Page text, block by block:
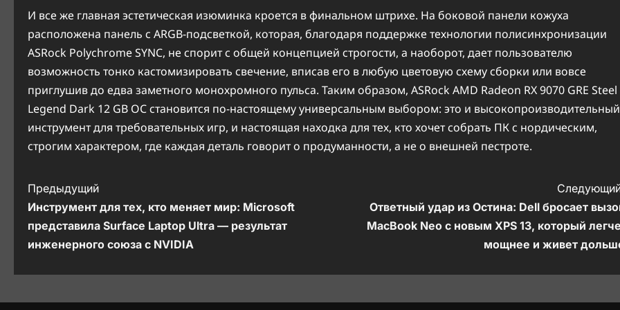
И все же главная эстетическая изюминка кроется в финальном штрихе. На боковой панели кожуха
расположена панель с ARGB-подсветкой, которая, благодаря поддержке технологии полисинхронизации
ASRock Polychrome SYNC, не спорит с общей концепцией строгости, а наоборот, дает пользователю
возможность тонко кастомизировать свечение, вписав его в любую цветовую схему сборки или вовсе
приглушив до едва заметного монохромного пульса. Таким образом, ASRock AMD Radeon RX 9070 GRE Steel
Legend Dark 12 GB OC становится по-настоящему универсальным выбором: это и высокопроизводительный
инструмент для требовательных игр, и настоящая находка для тех, кто хочет собрать ПК с нордическим,
строгим характером, где каждая деталь говорит о продуманности, а не о внешней пестроте.
Н
а
в
Предыдущий
Инструмент для тех, кто меняет мир: Microsoft
представила Surface Laptop Ultra — результат
инженерного союза с NVIDIA
Ответный удар из Остина: Dell бросает
MacBook Neo с новым XPS 13, который
мощнее и живет